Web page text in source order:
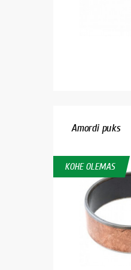
Amordi puks
KOHE OLEMAS